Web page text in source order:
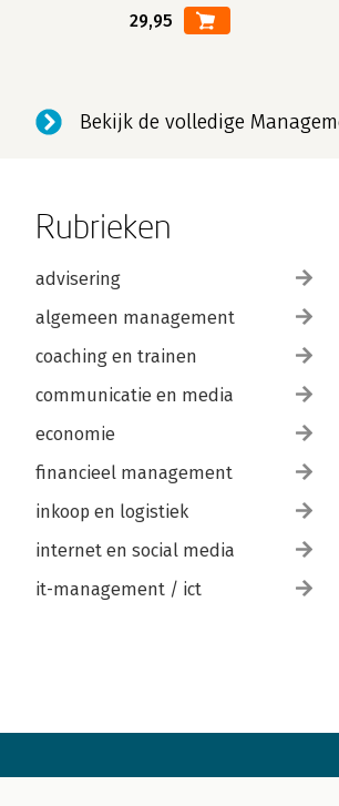
29,95
Bekijk de volledige
Rubrieken
advisering
algemeen management
coaching en trainen
communicatie en media
economie
financieel management
inkoop en logistiek
internet en social media
it-management / ict